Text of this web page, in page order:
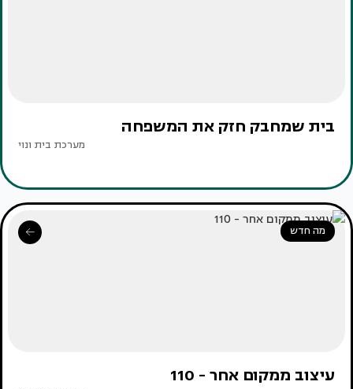
בית שמחבק חזק את המשפחה
מערכת בית ונוי
מה חדש
עיצוב ממקום אחר - 110